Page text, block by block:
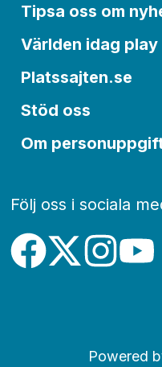
Tipsa oss om
Världen idag play
Platssajten.se
Stöd oss
Om
Följ oss i sociala
Powered